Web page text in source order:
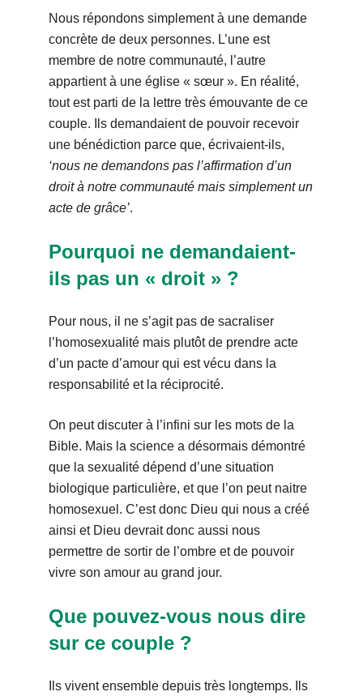
Nous répondons simplement à une demande
concrète de deux personnes. L’une est
membre de notre communauté, l’autre
appartient à une église « sœur ». En réalité,
tout est parti de la lettre très émouvante de ce
couple. Ils demandaient de pouvoir recevoir
une bénédiction parce que, écrivaient-ils,
‘nous ne demandons pas l’affirmation d’un
droit à notre communauté mais simplement un
acte de grâce’.
Pourquoi ne demandaient-
ils pas un « droit » ?
Pour nous, il ne s’agit pas de sacraliser
l’homosexualité mais plutôt de prendre acte
d’un pacte d’amour qui est vécu dans la
responsabilité et la réciprocité.
On peut discuter à l’infini sur les mots de la
Bible. Mais la science a désormais démontré
que la sexualité dépend d’une situation
biologique particulière, et que l’on peut naitre
homosexuel. C’est donc Dieu qui nous a créé
ainsi et Dieu devrait donc aussi nous
permettre de sortir de l’ombre et de pouvoir
vivre son amour au grand jour.
Que pouvez-vous nous dire
sur ce couple ?
Ils vivent ensemble depuis très longtemps. Ils